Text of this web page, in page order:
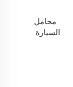
محامل
السيارة